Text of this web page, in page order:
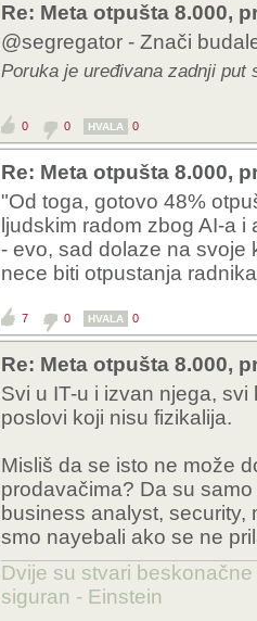
Re: Meta otpušta 8.000,
@segregator - Znači
Poruka je uređivana zadnji put
0 0 HVALA 0
Re: Meta otpušta 8.000,
"Od toga, gotovo 48%
ljudskim radom zbog AI-a
- evo, sad dolaze na svoje
nece biti otpustanja
7 0 HVALA 0
Re: Meta otpušta 8.000,
Svi u IT-u i izvan njega,
poslovi koji nisu fizikalija.
Misliš da se isto ne može
prodavačima? Da su
business analyst,
smo nayebali ako se ne
Dvije su stvari
siguran - Einstein